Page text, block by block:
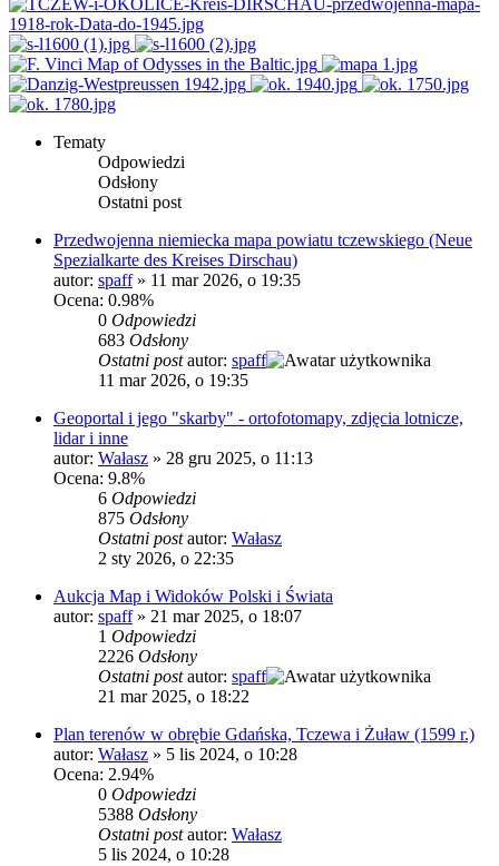
Tematy
Odpowiedzi
Odsłony
Ostatni post
Przedwojenna niemiecka mapa powiatu tczewskiego (Neue
Spezialkarte des Kreises Dirschau)
autor: spaff» 11 mar 2026, o 19:35
Ocena: 0.98%
0 Odpowiedzi
683 Odsłony
Ostatni postautor: spaff
11 mar 2026, o 19:35
Geoportal i jego "skarby" - ortofotomapy, zdjęcia lotnicze,
lidar i inne
autor: Wałasz » 28 gru 2025, o 11:13
Ocena: 9.8%
6 Odpowiedzi
875 Odsłony
Ostatni postautor: Wałasz
2 sty 2026, o 22:35
Aukcja Map i Widoków Polski i Świata
autor: spaff» 21 mar 2025, o 18:07
1 Odpowiedzi
2226 Odsłony
Ostatni postautor: spaff
21 mar 2025, o 18:22
Plan terenów w obrębie Gdańska, Tczewa i Żuław (1599 r.)
autor: Wałasz » 5 lis 2024, o 10:28
Ocena: 2.94%
0 Odpowiedzi
5388 Odsłony
Ostatni postautor: Wałasz
5 lis 2024, o 10:28